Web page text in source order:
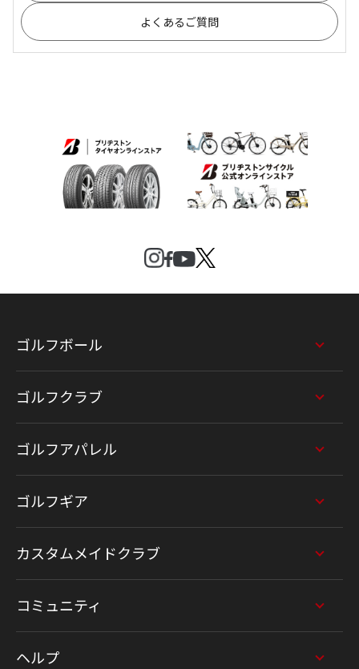
よくあるご質問
ゴルフボール
ゴルフクラブ
ゴルフアパレル
ゴルフギア
カスタムメイドクラブ
コミュニティ
ヘルプ